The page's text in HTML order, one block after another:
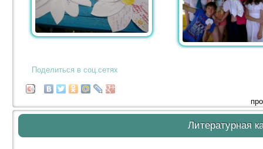
Поделиться в соц.сетях
Литературная